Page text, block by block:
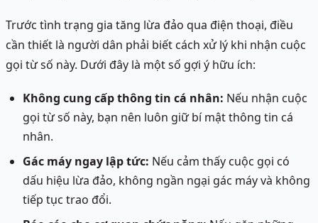
Trước tình trạng gia tăng lừa đảo qua điện thoại, điều
cần thiết là người dân phải biết cách xử lý khi nhận cuộc
gọi từ số này. Dưới đây là một số gợi ý hữu ích:
Không cung cấp thông tin cá nhân: Nếu nhận cuộc
gọi từ số này, bạn nên luôn giữ bí mật thông tin cá
nhân.
Gác máy ngay lập tức: Nếu cảm thấy cuộc gọi có
dấu hiệu lừa đảo, không ngần ngại gác máy và không
tiếp tục trao đổi.